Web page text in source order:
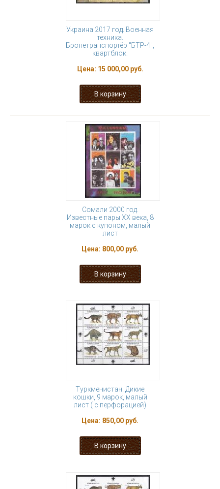
Украина 2017 год. Военная
техника.
Бронетранспортёр "БТР-4",
квартблок.
Цена: 15 000,00 руб.
Сомали 2000 год.
Известные пары ХХ века, 8
марок с купоном, малый
лист
Цена: 800,00 руб.
Туркменистан. Дикие
кошки, 9 марок, малый
лист ( с перфорацией)
Цена: 850,00 руб.